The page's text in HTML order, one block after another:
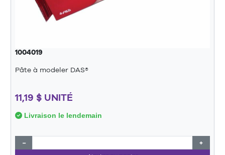
1004019
Pâte à modeler DAS®
11,19 $ UNITÉ
Livraison le lendemain
− +